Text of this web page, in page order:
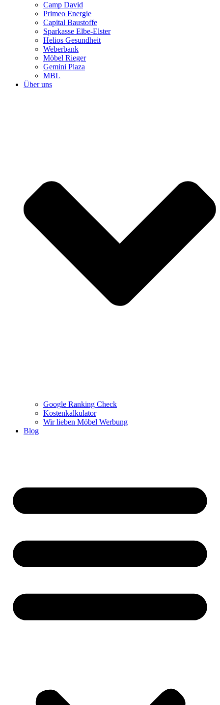
Camp David
Primeo Energie
Capital Baustoffe
Sparkasse Elbe-Elster
Helios Gesundheit
Weberbank
Möbel Rieger
Gemini Plaza
MBL
Über uns
Google Ranking Check
Kostenkalkulator
Wir lieben Möbel Werbung
Blog